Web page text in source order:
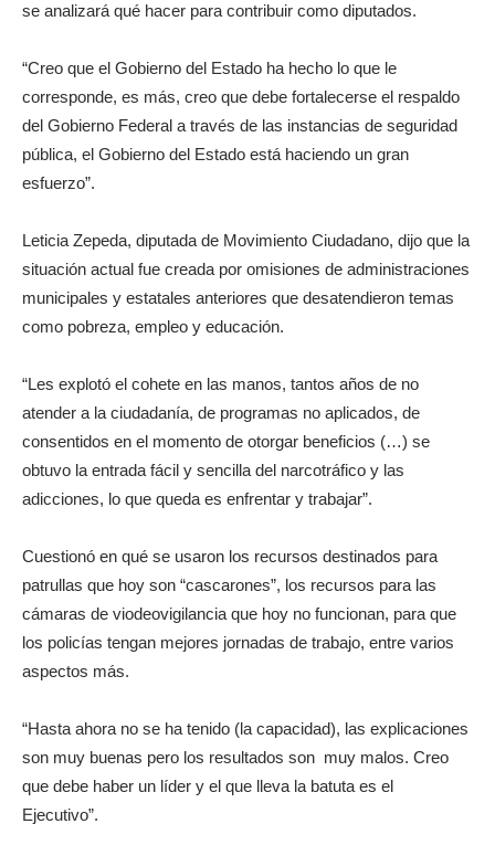
se analizará qué hacer para contribuir como diputados.
“Creo que el Gobierno del Estado ha hecho lo que le
corresponde, es más, creo que debe fortalecerse el respaldo
del Gobierno Federal a través de las instancias de seguridad
pública, el Gobierno del Estado está haciendo un gran
esfuerzo”.
Leticia Zepeda, diputada de Movimiento Ciudadano, dijo que la
situación actual fue creada por omisiones de administraciones
municipales y estatales anteriores que desatendieron temas
como pobreza, empleo y educación.
“Les explotó el cohete en las manos, tantos años de no
atender a la ciudadanía, de programas no aplicados, de
consentidos en el momento de otorgar beneficios (…) se
obtuvo la entrada fácil y sencilla del narcotráfico y las
adicciones, lo que queda es enfrentar y trabajar”.
Cuestionó en qué se usaron los recursos destinados para
patrullas que hoy son “cascarones”, los recursos para las
cámaras de viodeovigilancia que hoy no funcionan, para que
los policías tengan mejores jornadas de trabajo, entre varios
aspectos más.
“Hasta ahora no se ha tenido (la capacidad), las explicaciones
son muy buenas pero los resultados son muy malos. Creo
que debe haber un líder y el que lleva la batuta es el
Ejecutivo”.